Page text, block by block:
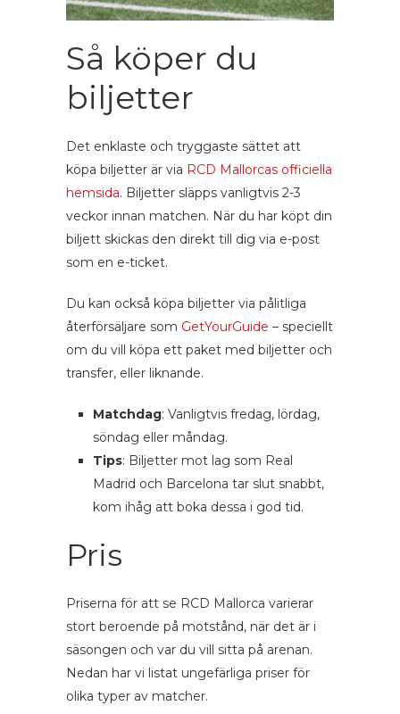
Så köper du
biljetter
Det enklaste och tryggaste sättet att
köpa biljetter är via RCD Mallorcas officiella
hemsida. Biljetter släpps vanligtvis 2-3
veckor innan matchen. När du har köpt din
biljett skickas den direkt till dig via e-post
som en e-ticket.
Du kan också köpa biljetter via pålitliga
återförsäljare som GetYourGuide – speciellt
om du vill köpa ett paket med biljetter och
transfer, eller liknande.
Matchdag: Vanligtvis fredag, lördag,
söndag eller måndag.
Tips: Biljetter mot lag som Real
Madrid och Barcelona tar slut snabbt,
kom ihåg att boka dessa i god tid.
Pris
Priserna för att se RCD Mallorca varierar
stort beroende på motstånd, när det är i
säsongen och var du vill sitta på arenan.
Nedan har vi listat ungefärliga priser för
olika typer av matcher.